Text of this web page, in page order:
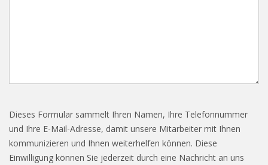
Dieses Formular sammelt Ihren Namen, Ihre Telefonnummer
und Ihre E-Mail-Adresse, damit unsere Mitarbeiter mit Ihnen
kommunizieren und Ihnen weiterhelfen können. Diese
Einwilligung können Sie jederzeit durch eine Nachricht an uns